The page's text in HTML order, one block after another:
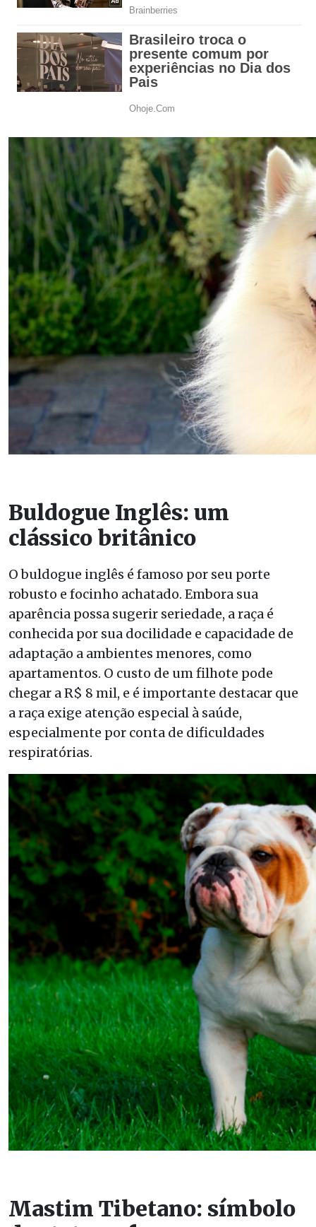
Buldogue Inglês: um
clássico britânico
O buldogue inglês é famoso por seu porte
robusto e focinho achatado. Embora sua
aparência possa sugerir seriedade, a raça é
conhecida por sua docilidade e capacidade de
adaptação a ambientes menores, como
apartamentos. O custo de um filhote pode
chegar a R$ 8 mil, e é importante destacar que
a raça exige atenção especial à saúde,
especialmente por conta de dificuldades
respiratórias.
Mastim Tibetano: símbolo